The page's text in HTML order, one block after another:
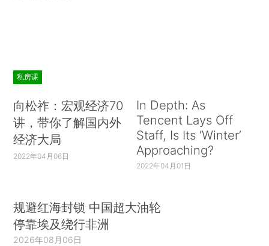
私房课
向松祚：宏观经济70
讲，带你了解国内外
经济大局
2022年04月06日
In Depth: As
Tencent Lays Off
Staff, Is Its ‘Winter’
Approaching?
2022年04月01日
规避红海封锁 中国超大油轮
停靠埃及绕行非洲
2026年08月06日